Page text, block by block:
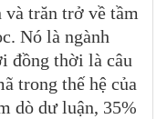
và trăn trở về tầm
Nó là ngành
đồng thời là câu
trong thế hệ của
dò dư luận, 35%